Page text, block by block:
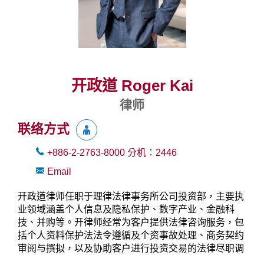
开政道 Roger Kai
律师
联络方式
+886-2-2763-8000 分机： 2446
Email
开政道律师任职于理律法律事务所公司投资部，主要执
业领域涵盖个人信息及隐私保护、数字产业、金融科
技、并购等。开律师经常为客户提供法律咨询服务，包
括个人资料保护法法令遵循及个资事故处理、商务契约
审阅与撰拟，以及协助客户进行投资交易的法律尽职调